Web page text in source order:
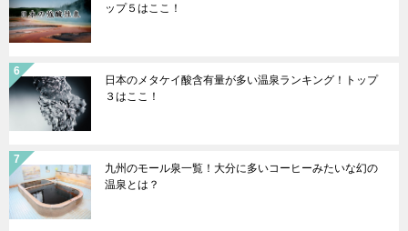
ップ５はここ！
日本のメタケイ酸含有量が多い温泉ランキング！トップ
３はここ！
九州のモール泉一覧！大分に多いコーヒーみたいな幻の
温泉とは？